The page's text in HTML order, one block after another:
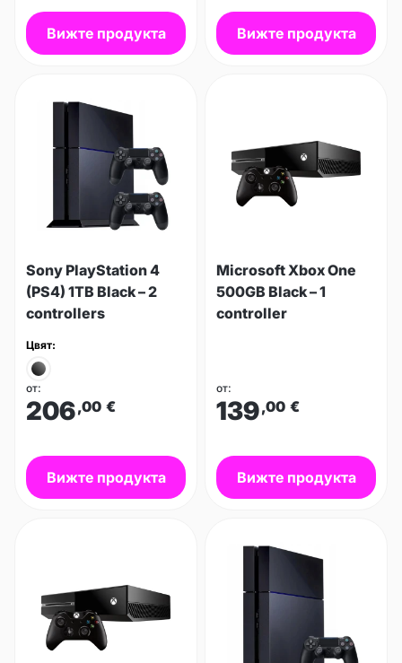
Вижте продукта Вижте продукта
Sony PlayStation 4
(PS4) 1TB Black – 2
controllers
Цвят:
от:
206,00 €
Вижте продукта
Microsoft Xbox One
500GB Black – 1
controller
от:
139,00 €
Вижте продукта